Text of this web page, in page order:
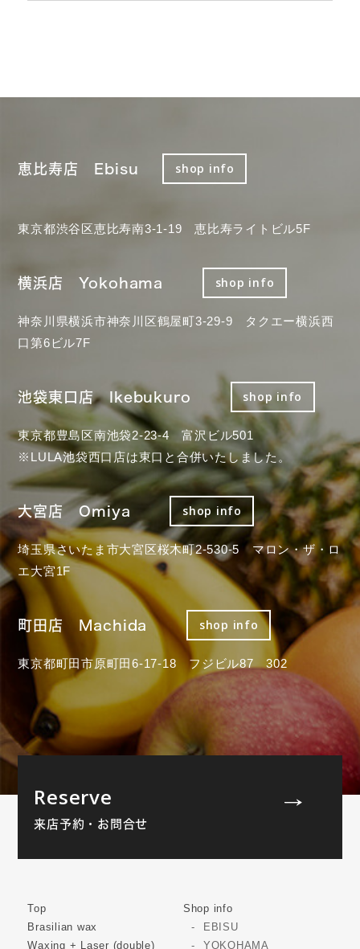
恵比寿店 Ebisu shop info
東京都渋谷区恵比寿南3-1-19 恵比寿ライトビル5F
横浜店 Yokohama shop info
神奈川県横浜市神奈川区鶴屋町3-29-9 タクエー横浜西
口第6ビル7F
池袋東口店 Ikebukuro shop info
東京都豊島区南池袋2-23-4 富沢ビル501
※LULA池袋西口店は東口と合併いたしました。
大宮店 Omiya shop info
埼玉県さいたま市大宮区桜木町2-530-5 マロン・ザ・ロ
エ大宮1F
町田店 Machida shop info
東京都町田市原町田6-17-18 フジビル87 302
Reserve
来店予約・お問合せ
Top
Brasilian wax
Waxing + Laser (double)
Shop info
EBISU
YOKOHAMA